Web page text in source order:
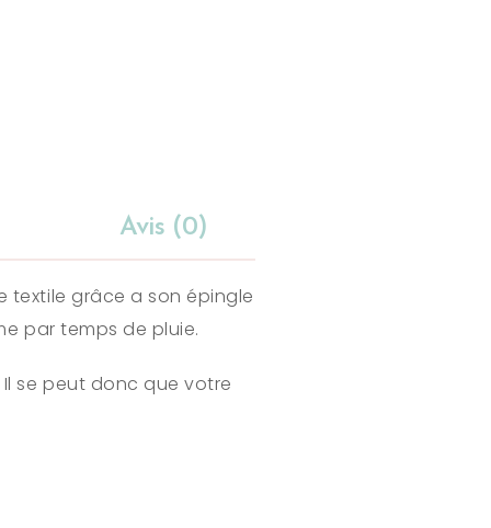
Avis (0)
grâce a son épingle
par temps de pluie.
se peut donc que votre